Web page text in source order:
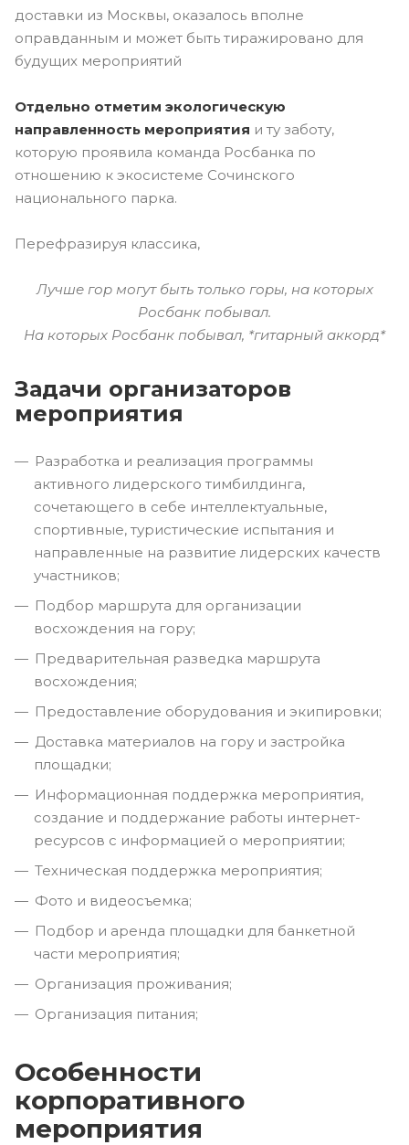
доставки из Москвы, оказалось вполне
оправданным и может быть тиражировано для
будущих мероприятий
Отдельно отметим экологическую
направленность мероприятия и ту заботу,
которую проявила команда Росбанка по
отношению к экосистеме Сочинского
национального парка.
Перефразируя классика,
Лучше гор могут быть только горы, на которых
Росбанк побывал.
На которых Росбанк побывал, *гитарный аккорд*
Задачи организаторов
мероприятия
Разработка и реализация программы
активного лидерского тимбилдинга,
сочетающего в себе интеллектуальные,
спортивные, туристические испытания и
направленные на развитие лидерских качеств
участников;
Подбор маршрута для организации
восхождения на гору;
Предварительная разведка маршрута
восхождения;
Предоставление оборудования и экипировки;
Доставка материалов на гору и застройка
площадки;
Информационная поддержка мероприятия,
создание и поддержание работы интернет-
ресурсов с информацией о мероприятии;
Техническая поддержка мероприятия;
Фото и видеосъемка;
Подбор и аренда площадки для банкетной
части мероприятия;
Организация проживания;
Организация питания;
Особенности
корпоративного
мероприятия